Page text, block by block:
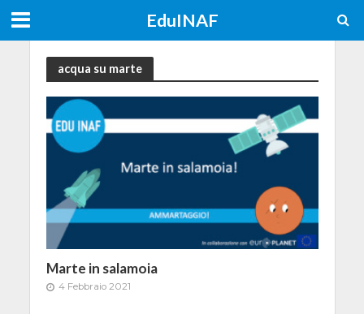
EduINAF
acqua su marte
Marte in salamoia
4 Febbraio 2021